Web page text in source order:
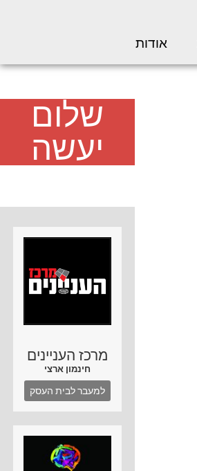
אודות
שלום
יעשה
מרכז העניינים
חינמון ארצי
למעבר לבית העסק